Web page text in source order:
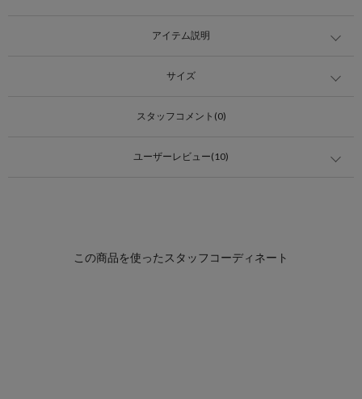
アイテム説明
サイズ
スタッフコメント(0)
ユーザーレビュー(10)